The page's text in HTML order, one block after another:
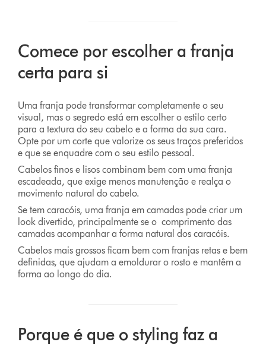
Comece por escolher a franja
certa para si
Uma franja pode transformar completamente o seu
visual, mas o segredo está em escolher o estilo certo
para a textura do seu cabelo e a forma da sua cara.
Opte por um corte que valorize os seus traços preferidos
e que se enquadre com o seu estilo pessoal.
Cabelos finos e lisos combinam bem com uma franja
escadeada, que exige menos manutenção e realça o
movimento natural do cabelo.
Se tem caracóis, uma franja em camadas pode criar um
look divertido, principalmente se o comprimento das
camadas acompanhar a forma natural dos caracóis.
Cabelos mais grossos ficam bem com franjas retas e bem
definidas, que ajudam a emoldurar o rosto e mantêm a
forma ao longo do dia.
Porque é que o styling faz a